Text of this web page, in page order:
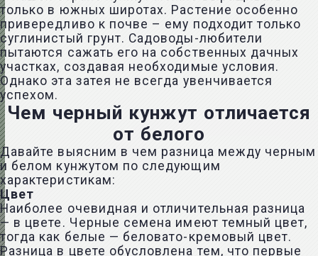
только в южных широтах. Растение особенно
привередливо к почве – ему подходит только
суглинистый грунт. Садоводы-любители
пытаются сажать его на собственных дачных
участках, создавая необходимые условия.
Однако эта затея не всегда увенчивается
успехом.
Чем черный кунжут отличается
от белого
Давайте выясним в чем разница между черным
и белом кунжутом по следующим
характеристикам:
Цвет
Наиболее очевидная и отличительная разница
— в цвете. Черные семена имеют темный цвет,
тогда как белые — беловато-кремовый цвет.
Разница в цвете обусловлена тем, что первые